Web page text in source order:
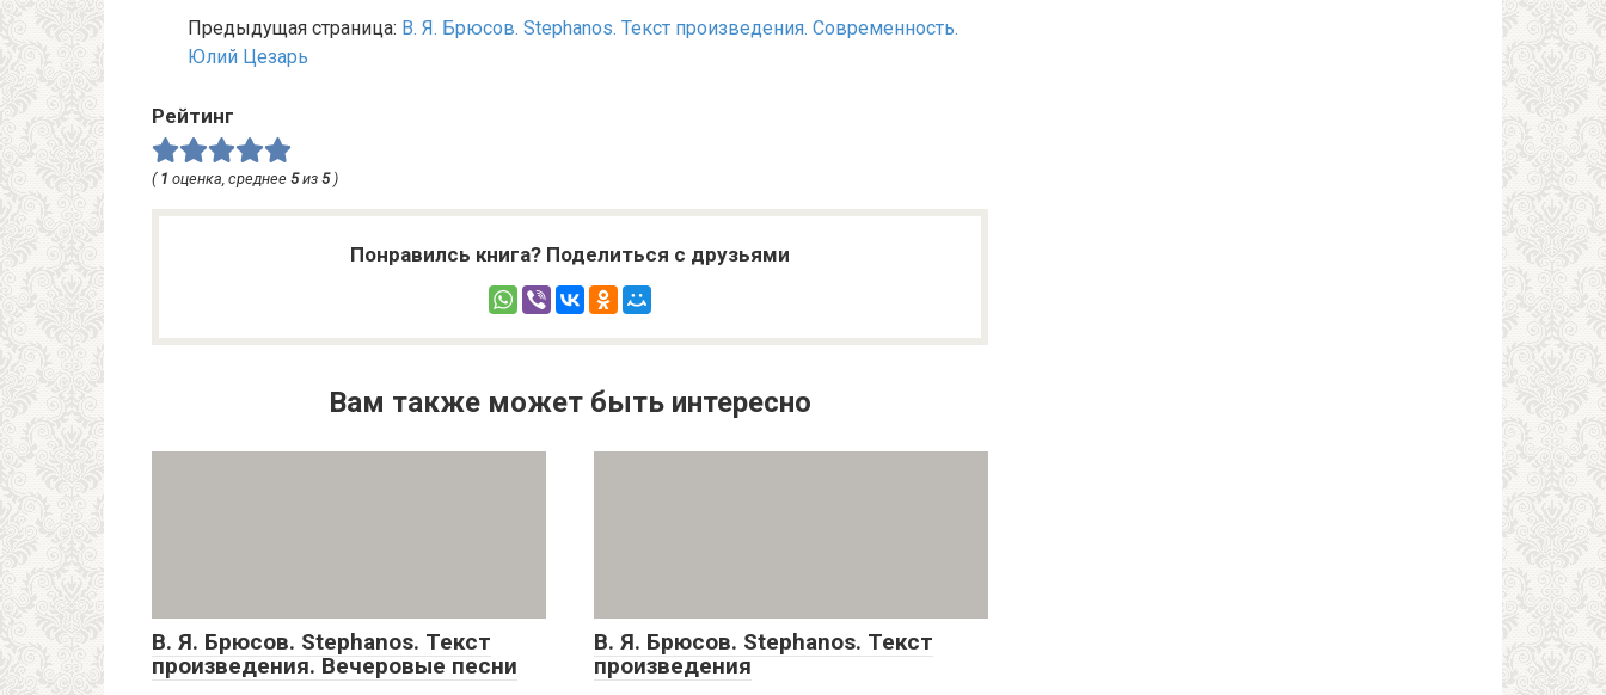
Предыдущая страница: В. Я. Брюсов. Stephanos. Текст произведения. Современность.
Юлий Цезарь
Рейтинг
( 1 оценка, среднее 5из 5)
Понравилсь книга? Поделиться с друзьями
Вам также может быть интересно
В. Я. Брюсов. Stephanos. Текст
произведения. Вечеровые песни
В. Я. Брюсов. Stephanos. Текст
произведения